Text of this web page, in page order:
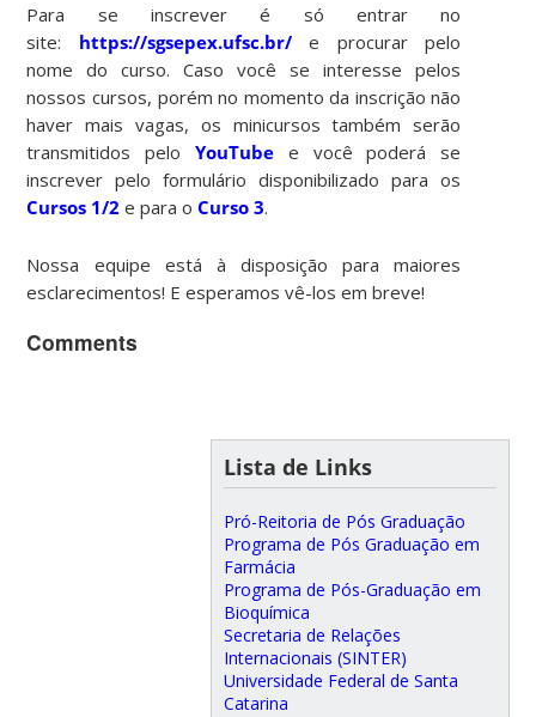
Para se inscrever é só entrar no
site: https://sgsepex.ufsc.br/e procurar pelo
nome do curso. Caso você se interesse pelos
nossos cursos, porém no momento da inscrição não
haver mais vagas, os minicursos também serão
transmitidos peloYouTube e você poderá se
inscrever pelo formulário disponibilizado para os
Cursos 1/2 e para oCurso 3.
Nossa equipe está à disposição para maiores
esclarecimentos! E esperamos vê-los em breve!
Comments
Lista de Links
Pró-Reitoria de Pós Graduação
Programa de Pós Graduação em
Farmácia
Programa de Pós-Graduação em
Bioquímica
Secretaria de Relações
Internacionais (SINTER)
Universidade Federal de Santa
Catarina